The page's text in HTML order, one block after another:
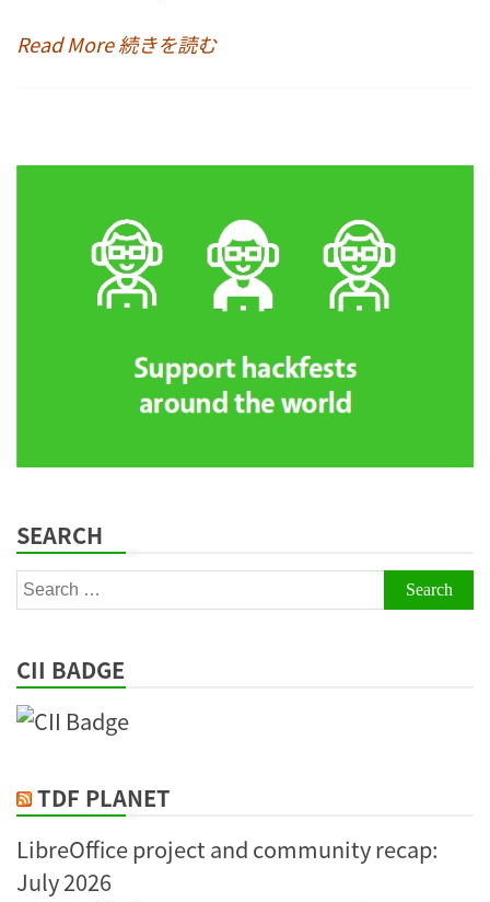
Read More 続きを読む
SEARCH
Search
for:
CII BADGE
TDF PLANET
LibreOffice project and community recap:
July 2026